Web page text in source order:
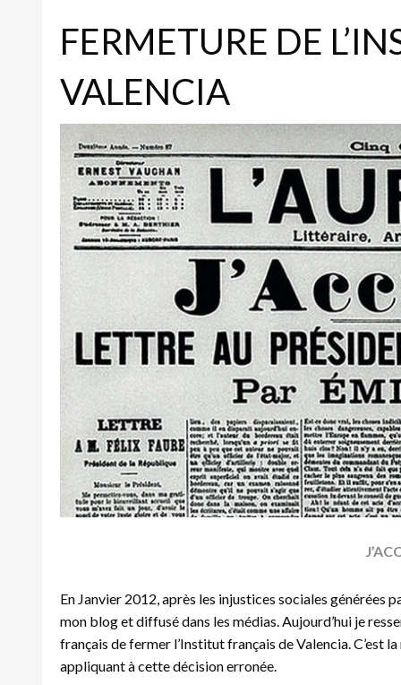
FERMETURE DE
VALENCIA
En Janvier 2012, après les injustices sociales générées
mon blog et diffusé dans les médias. Aujourd’hui je
français de fermer l’Institut français de Valencia. C’est
appliquant à cette décision erronée.